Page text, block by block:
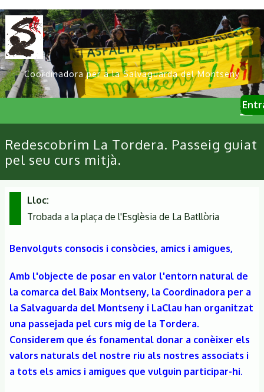
Vés
al
contingut
Coordinadora per a la Salvaguarda del Montseny
User
Primary
links
Redescobrim La Tordera. Passeig guiat
pel seu curs mitjà.
Lloc
Trobada a la plaça de l'Esglèsia de La Batllòria
Benvolguts consocis i consòcies, amics i amigues,
Amb l'objecte de posar en valor l'entorn natural de
la comarca del Baix Montseny, la Coordinadora per a
la Salvaguarda del Montseny i LaClau han organitzat
una passejada pel curs mig de la Tordera.
Considerem que és fonamental donar a conèixer els
valors naturals del nostre riu als nostres associats i
a tots els amics i amigues que vulguin participar-hi.